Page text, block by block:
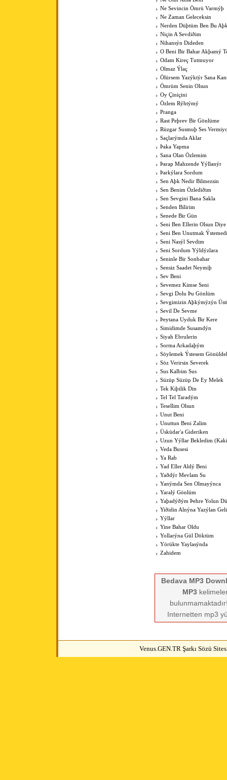
Ne Sevincin Ömrü Varmýþ
Ne Zaman Geleceksin
Nerden Düþtüm Ben Bu
Niçin A Sevdiðim
Nihansýn Dideden
O Beni Bir Bahar Akþamý
Odam Kireç Tutmuyor
Olmaz Ýlaç
Ölürsem Yazýktýr Sana
Ömrüm Senin Olsun
Oy Çiniçini
Özlem Rýhtýmý
Pranga
Rast Peþrev Bir Gönlüme
Rüzgar Susmuþ Ses
Saçlarýmda Aklar
Þaka Yapma
Sana Olan Özlemim
Þarap Mahzende Yýllanýr
Þarkýlara Sordum
Sen Aþk Nedir Bilmezsin
Sen Benim Özlediðim
Sen Sevgini Bana Sakla
Senden Bilirim
Senede Bir Gün
Seni Ben Ellerin Olsun
Seni Ben Unutmak
Seni Nasýl Sevdim
Seni Sordum Yýldýzlara
Seninle Bir Sonbahar
Sensiz Saadet Neymiþ
Sev Beni
Sevemez Kimse Seni
Sevgi Dolu Þu Gönlüm
Sevgimizin Aþkýmýzýn
Sevil De Sevme
Þeytana Uyduk Bir Kere
Simidimde Susamdýn
Siyah Ebrulerin
Sorma Arkadaþým
Söylemek Ýstesem
Söz Verirsin Severek
Sus Kalbim Sus
Süzüp Süzüp De Ey Melek
Tek Kiþilik Din
Tel Tel Taradým
Tesellim Olsun
Unut Beni
Unuttun Beni Zalim
Üsküdar'a Gideriken
Uzun Yýllar Bekledim
Veda Busesi
Ya Rab
Yad Eller Aldý Beni
Yaðdýr Mevlam Su
Yanýmda Sen Olmayýnca
Yaralý Gönlüm
Yaþadýðým Þehre Yolun
Yiðidin Alnýna Yazýlan
Yýllar
Yine Bahar Oldu
Yollarýna Gül Döktüm
Yörükte Yaylasýnda
Zahidem
Bedava MP3
MP3
Internetten mp3
Venus.GEN.TR Şarkı Sözü